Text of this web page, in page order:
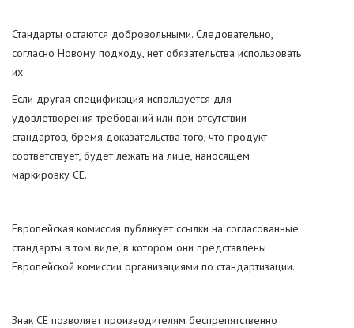
Стандарты остаются добровольными. Следовательно,
согласно Новому подходу, нет обязательства использовать
их.
Если другая спецификация используется для
удовлетворения требований или при отсутствии
стандартов, бремя доказательства того, что продукт
соответствует, будет лежать на лице, наносящем
маркировку СЕ.
Европейская комиссия публикует ссылки на согласованные
стандарты в том виде, в котором они представлены
Европейской комиссии организациями по стандартизации.
Знак CE позволяет производителям беспрепятственно